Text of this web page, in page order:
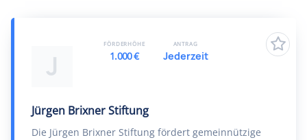
J
Jürgen Brixner Stiftung
Die Jürgen Brixner Stiftung fördert gemeinnützige
FÖRDERHÖHE
1.000 €
ANTRAG
Jederzeit